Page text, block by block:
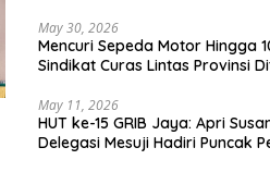
May 30, 2026
Mencuri Sepeda Motor Hingga
Sindikat Curas Lintas Provinsi
May 11, 2026
HUT ke-15 GRIB Jaya: Apri
Delegasi Mesuji Hadiri Puncak